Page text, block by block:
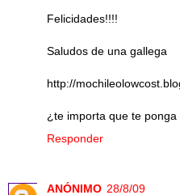
Felicidades!!!!
Saludos de una gallega
http://
¿te importa que te
Responder
ANÓNIMO 28/8/09